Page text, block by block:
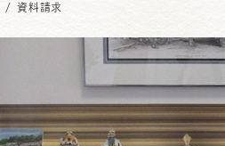
資料請求